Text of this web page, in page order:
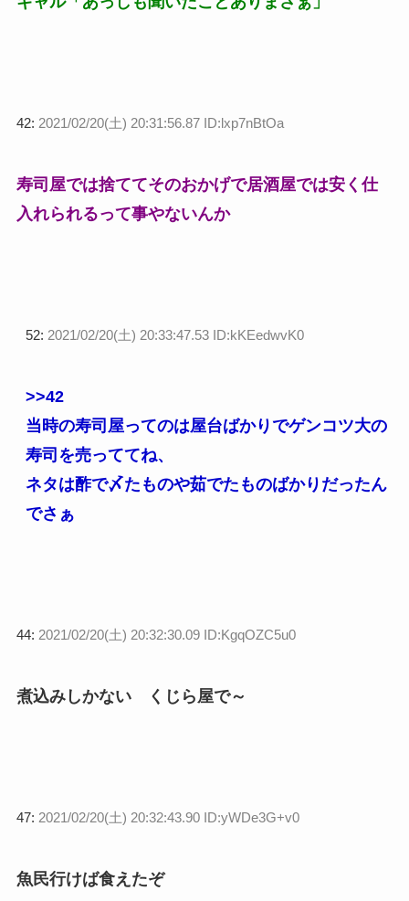
42: 2021/02/20(土) 20:31:56.87 ID:lxp7nBtOa
寿司屋では捨ててそのおかげで居酒屋では安く仕
入れられるって事やないんか
52: 2021/02/20(土) 20:33:47.53 ID:kKEedwvK0
>>42
当時の寿司屋ってのは屋台ばかりでゲンコツ大の
寿司を売っててね、
ネタは酢で〆たものや茹でたものばかりだったん
でさぁ
44: 2021/02/20(土) 20:32:30.09 ID:KgqOZC5u0
煮込みしかない くじら屋で～
47: 2021/02/20(土) 20:32:43.90 ID:yWDe3G+v0
魚民行けば食えたぞ